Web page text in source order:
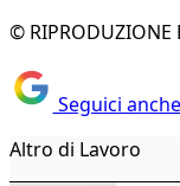
© RIPRODUZIONE
Seguici
Altro di Lavoro